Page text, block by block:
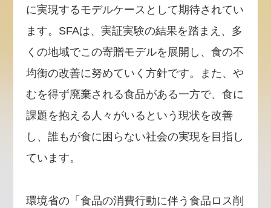
に実現するモデルケースとして期待されてい
ます。SFAは、実証実験の結果を踏まえ、多
くの地域でこの寄贈モデルを展開し、食の不
均衡の改善に努めていく方針です。また、や
むを得ず廃棄される食品がある一方で、食に
課題を抱える人々がいるという現状を改善
し、誰もが食に困らない社会の実現を目指し
ています。
環境省の「食品の消費行動に伴う食品ロス削